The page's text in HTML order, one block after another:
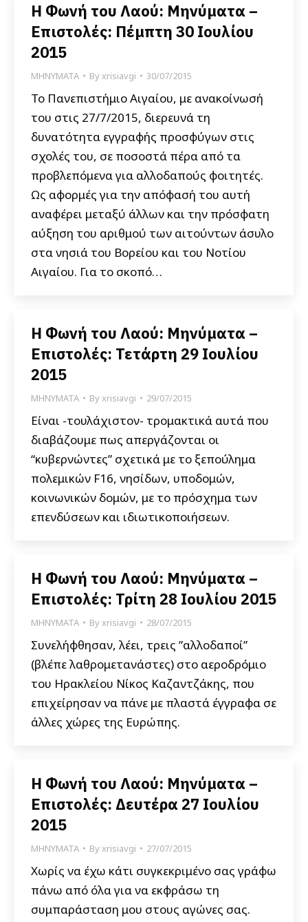
Η Φωνή του Λαού: Μηνύματα –
Επιστολές: Πέμπτη 30 Ιουλίου
2015
ΜΗΝΥΜΑΤΑ Byxrisiavgi 30/07/2015
Το Πανεπιστήμιο Αιγαίου, με ανακοίνωσή
του στις 27/7/2015, διερευνά τη
δυνατότητα εγγραφής προσφύγων στις
σχολές του, σε ποσοστά πέρα από τα
προβλεπόμενα για αλλοδαπούς φοιτητές.
Ως αφορμές για την απόφασή του αυτή
αναφέρει μεταξύ άλλων και την πρόσφατη
αύξηση του αριθμού των αιτούντων άσυλο
στα νησιά του Βορείου και του Νοτίου
Αιγαίου. Για το σκοπό…
Η Φωνή του Λαού: Μηνύματα –
Επιστολές: Τετάρτη 29 Ιουλίου
2015
ΜΗΝΥΜΑΤΑ Byxrisiavgi 29/07/2015
Είναι -τουλάχιστον- τρομακτικά αυτά που
διαβάζουμε πως απεργάζονται οι
“κυβερνώντες” σχετικά με το ξεπούλημα
πολεμικών F16, νησίδων, υποδομών,
κοινωνικών δομών, με το πρόσχημα των
επενδύσεων και ιδιωτικοποιήσεων.
Η Φωνή του Λαού: Μηνύματα –
Επιστολές: Τρίτη 28 Ιουλίου 2015
ΜΗΝΥΜΑΤΑ Byxrisiavgi 28/07/2015
Συνελήφθησαν, λέει, τρεις ”αλλοδαποί”
(βλέπε λαθρομετανάστες) στο αεροδρόμιο
του Ηρακλείου Νίκος Καζαντζάκης, που
επιχείρησαν να πάνε με πλαστά έγγραφα σε
άλλες χώρες της Ευρώπης.
Η Φωνή του Λαού: Μηνύματα –
Επιστολές: Δευτέρα 27 Ιουλίου
2015
ΜΗΝΥΜΑΤΑ Byxrisiavgi 27/07/2015
Χωρίς να έχω κάτι συγκεκριμένο σας γράφω
πάνω από όλα για να εκφράσω τη
συμπαράσταση μου στους αγώνες σας.